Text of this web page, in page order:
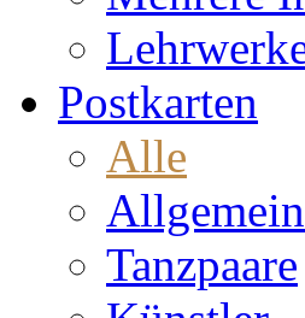
Postkarten
Alle
Tanzpaare